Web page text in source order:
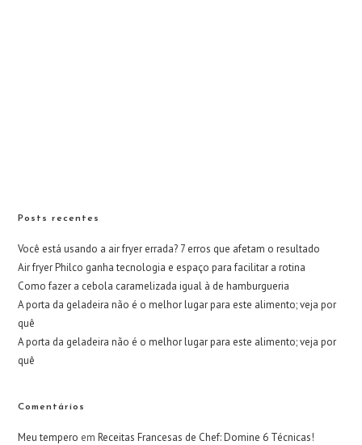
Posts recentes
Você está usando a air fryer errada? 7 erros que afetam o resultado
Air fryer Philco ganha tecnologia e espaço para facilitar a rotina
Como fazer a cebola caramelizada igual à de hamburgueria
A porta da geladeira não é o melhor lugar para este alimento; veja por
quê
A porta da geladeira não é o melhor lugar para este alimento; veja por
quê
Comentários
Meu tempero emReceitas Francesas de Chef: Domine 6 Técnicas!